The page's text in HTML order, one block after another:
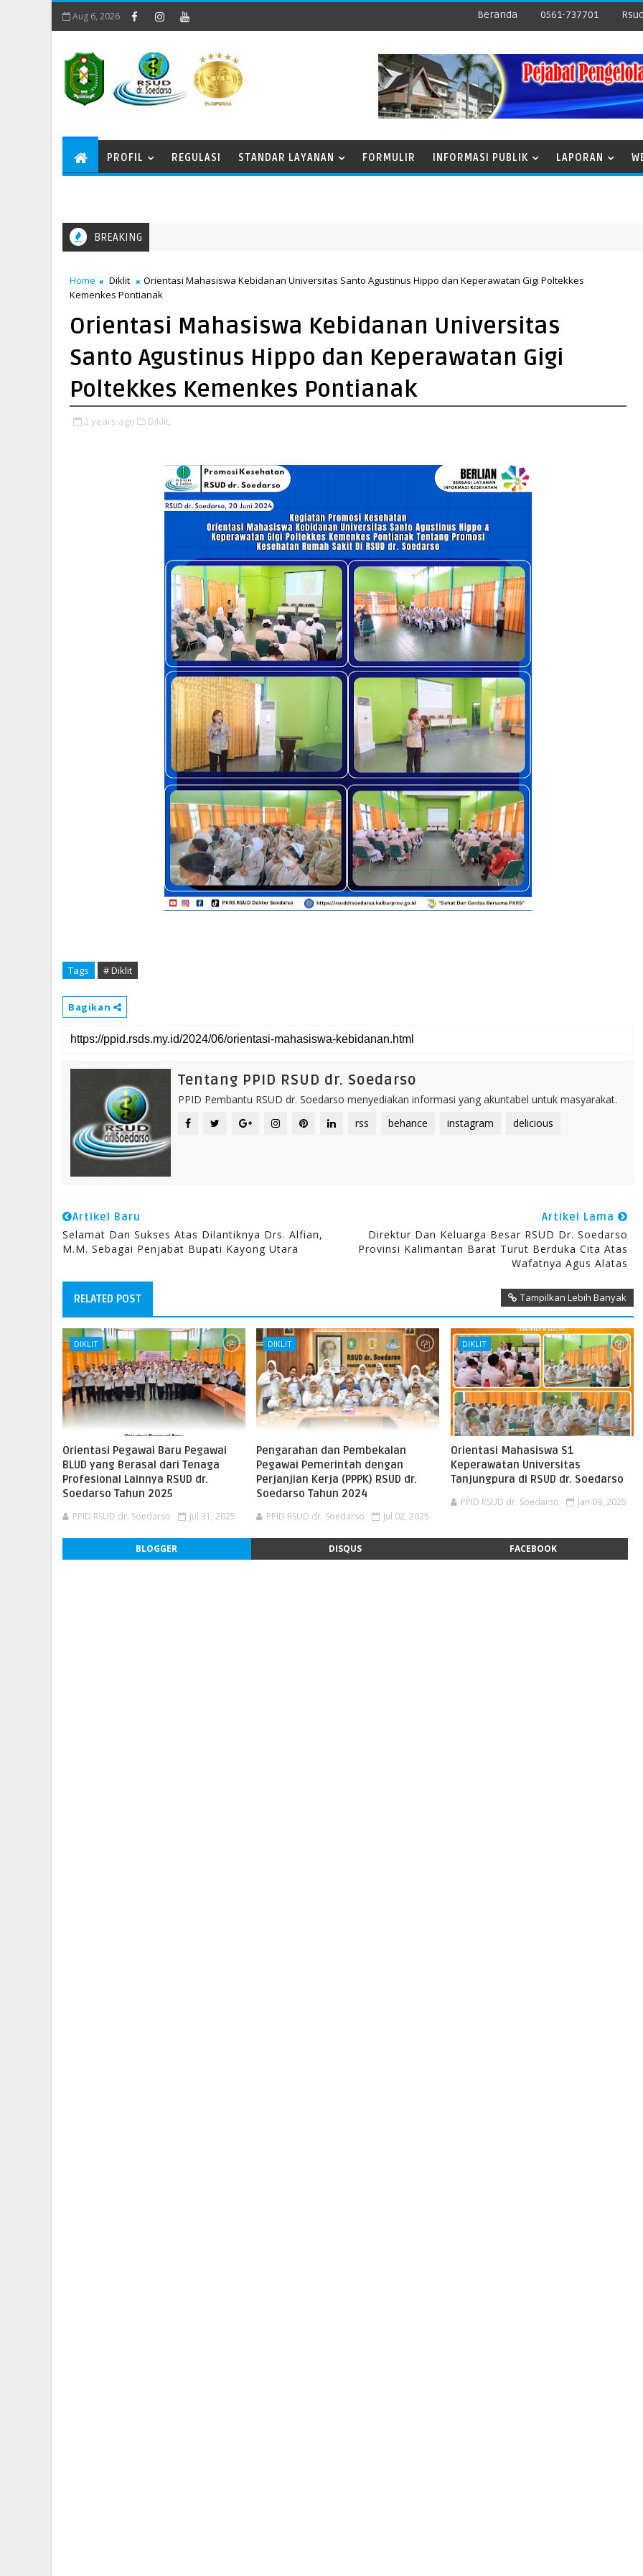
Aug 6, 2026 Beranda 0561-737701
PROFIL REGULASI STANDAR LAYANAN FORMULIR INFORMASI PUBLIK LAPORAN
BREAKING
Home Diklit
Orientasi Mahasiswa Kebidanan Universitas Santo Agustinus Hippo dan Keperawatan Gigi Poltekkes
Kemenkes Pontianak
Orientasi Mahasiswa Kebidanan Universitas
Santo Agustinus Hippo dan Keperawatan Gigi
Poltekkes Kemenkes Pontianak
2 years ago Diklit,
Tags # Diklit
Bagikan
Tentang PPID RSUD dr. Soedarso
PPID Pembantu RSUD dr. Soedarso menyediakan informasi yang akuntabel untuk masyarakat.
rss
behance instagram delicious
Artikel Baru
Selamat Dan Sukses Atas Dilantiknya Drs. Alfian,
M.M. Sebagai Penjabat Bupati Kayong Utara
Artikel Lama
Direktur Dan Keluarga Besar RSUD Dr. Soedarso
Provinsi Kalimantan Barat Turut Berduka Cita Atas
Wafatnya Agus Alatas
RELATED POST Tampilkan Lebih Banyak
DIKLIT
Orientasi Pegawai Baru Pegawai
BLUD yang Berasal dari Tenaga
Profesional Lainnya RSUD dr.
Soedarso Tahun 2025
PPID RSUD dr. Soedarso Jul 31, 2025
DIKLIT
Pengarahan dan Pembekalan
Pegawai Pemerintah dengan
Perjanjian Kerja (PPPK) RSUD dr.
Soedarso Tahun 2024
PPID RSUD dr. Soedarso Jul 02, 2025
DIKLIT
Orientasi Mahasiswa S1
Keperawatan Universitas
Tanjungpura di RSUD dr. Soedarso
PPID RSUD dr. Soedarso Jan 09, 2025
BLOGGER DISQUS FACEBOOK